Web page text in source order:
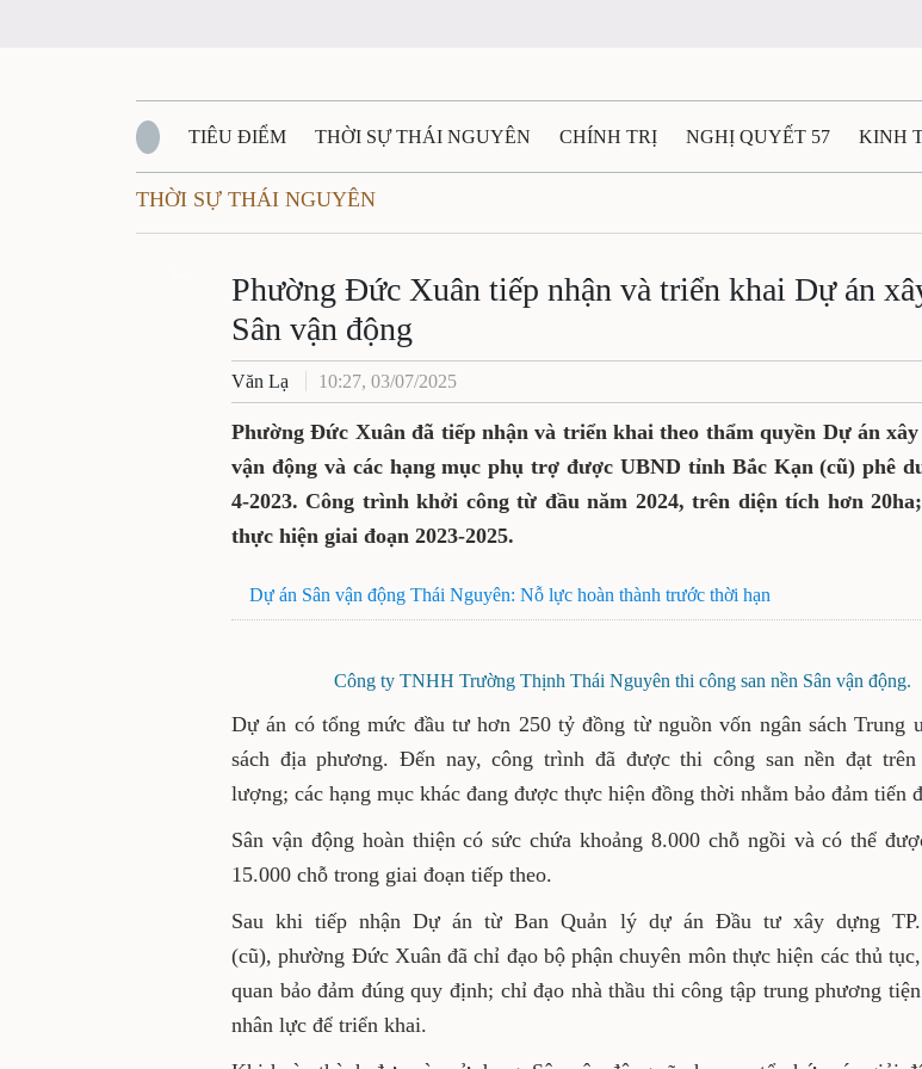
TIÊU ĐIỂM THỜI SỰ THÁI NGUYÊN CHÍNH TRỊ NGHỊ QUYẾT 57 KINH
QUỐC PHÒNG - AN NINH
QUÊ HƯƠNG - ĐẤT NƯỚC QUỐC TẾ TÀI NGUYÊN - MÔI TRƯỜNG THỂ THAO
VĂN BẢN, CHÍNH SÁCH MỚI
THỜI SỰ THÁI NGUYÊN
Phường Đức Xuân tiếp nhận và triển khai Dự án
Sân vận động
Văn Lạ 10:27, 03/07/2025
Phường Đức Xuân đã tiếp nhận và triển khai theo thẩm quyền Dự án
vận động và các hạng mục phụ trợ được UBND tỉnh Bắc Kạn (cũ) phê
4-2023. Công trình khởi công từ đầu năm 2024, trên diện tích hơn
thực hiện giai đoạn 2023-2025.
Dự án Sân vận động Thái Nguyên: Nỗ lực hoàn thành trước thời hạn
Công ty TNHH Trường Thịnh Thái Nguyên thi công san nền Sân vận động.
Dự án có tổng mức đầu tư hơn 250 tỷ đồng từ nguồn vốn ngân sách Trung
sách địa phương. Đến nay, công trình đã được thi công san nền đạt
lượng; các hạng mục khác đang được thực hiện đồng thời nhằm bảo đảm tiến
Sân vận động hoàn thiện có sức chứa khoảng 8.000 chỗ ngồi và có thể
15.000 chỗ trong giai đoạn tiếp theo.
Sau khi tiếp nhận Dự án từ Ban Quản lý dự án Đầu tư xây dựng
(cũ), phường Đức Xuân đã chỉ đạo bộ phận chuyên môn thực hiện các thủ
quan bảo đảm đúng quy định; chỉ đạo nhà thầu thi công tập trung phương
nhân lực để triển khai.